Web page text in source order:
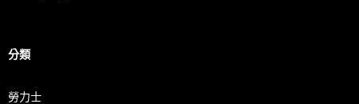
分類
勞力士